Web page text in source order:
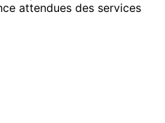
attendues des services